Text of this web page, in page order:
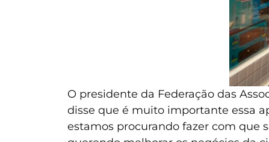
O presidente da Federação das
disse que é muito importante essa
estamos procurando fazer com que